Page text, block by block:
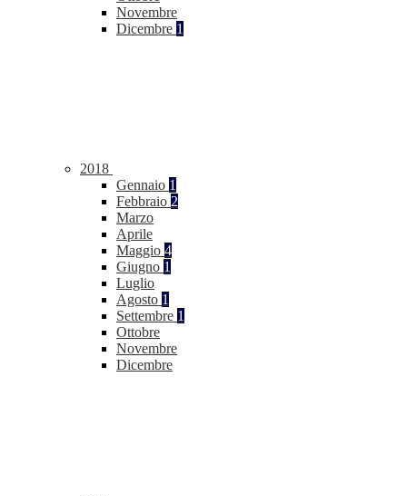
Novembre
Dicembre 1
2018
Gennaio 1
Febbraio 2
Marzo
Aprile
Maggio 4
Giugno 1
Luglio
Agosto 1
Settembre 1
Ottobre
Novembre
Dicembre